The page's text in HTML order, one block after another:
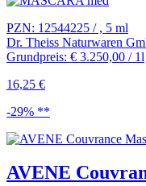
PZN: 12544225 / , 5 ml
Dr. Theiss Naturwaren
Grundpreis: € 3.250,00 / 1l
16,25 €
-29% **
AVENE